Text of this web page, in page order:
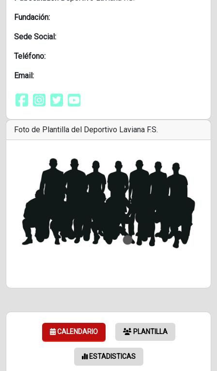
Fundación:
Sede Social:
Teléfono:
Email:
Foto de Plantilla del Deportivo Laviana F.S.
CALENDARIO PLANTILLA
ESTADISTICAS